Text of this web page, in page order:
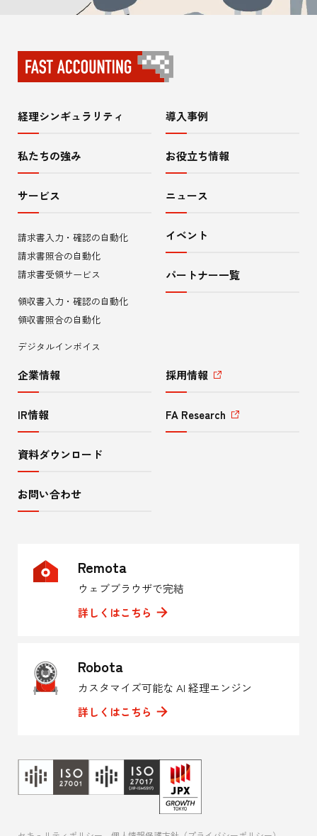
サ
イ
内
メ
ニ
ュ
ー
経理シンギュラリティ
私たちの強み
サービス
請求書入力・確認の自動化
請求書照合の自動化
請求書受領サービス
領収書入力・確認の自動化
領収書照合の自動化
デジタルインボイス
導入事例
お役立ち情報
ニュース
イベント
パートナー一覧
企業情報
IR情報
資料ダウンロード
お問い合わせ
採用情報
FA Research
Remota
ウェブブラウザで完結
詳しくはこちら
Robota
カスタマイズ可能な AI 経理エンジン
詳しくはこちら